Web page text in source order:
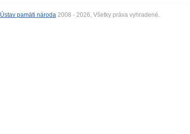
Ústav pamäti národa 2008 - 2026, Všetky práva vyhradené.